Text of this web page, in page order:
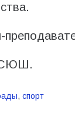
, спорт